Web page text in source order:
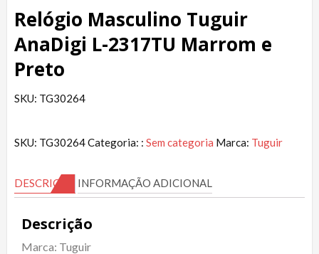
Relógio Masculino Tuguir
AnaDigi L-2317TU Marrom e
Preto
SKU: TG30264
SKU: TG30264Categoria: : Sem categoria Marca: Tuguir
DESCRIÇÃO INFORMAÇÃO ADICIONAL
Descrição
Marca: Tuguir